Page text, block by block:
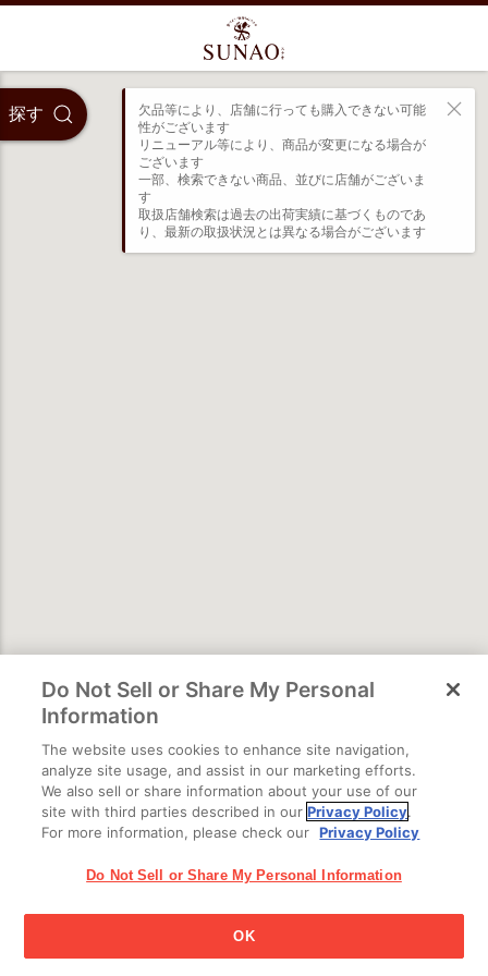
欠品等により、店舗に行っても購入できない可能
性がございます
リニューアル等により、商品が変更になる場合が
ございます
一部、検索できない商品、並びに店舗がございま
す
取扱店舗検索は過去の出荷実績に基づくものであ
り、最新の取扱状況とは異なる場合がございます
探す
江崎グリコ株式会社 Copyright © 2025 Ezaki Glico Co., Ltd.
All Rights Reserved.
Do Not Sell or Share My Personal
Information
The website uses cookies to enhance site navigation,
analyze site usage, and assist in our marketing efforts.
We also sell or share information about your use of our
site with third parties described in ourPrivacy Policy.
For more information, please check our Privacy Policy
Do Not Sell or Share My Personal Information
OK